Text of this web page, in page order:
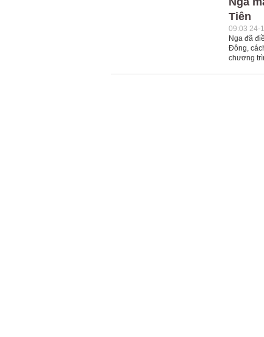
Tiên
09:03 24-
Nga đã
Đông,
chương